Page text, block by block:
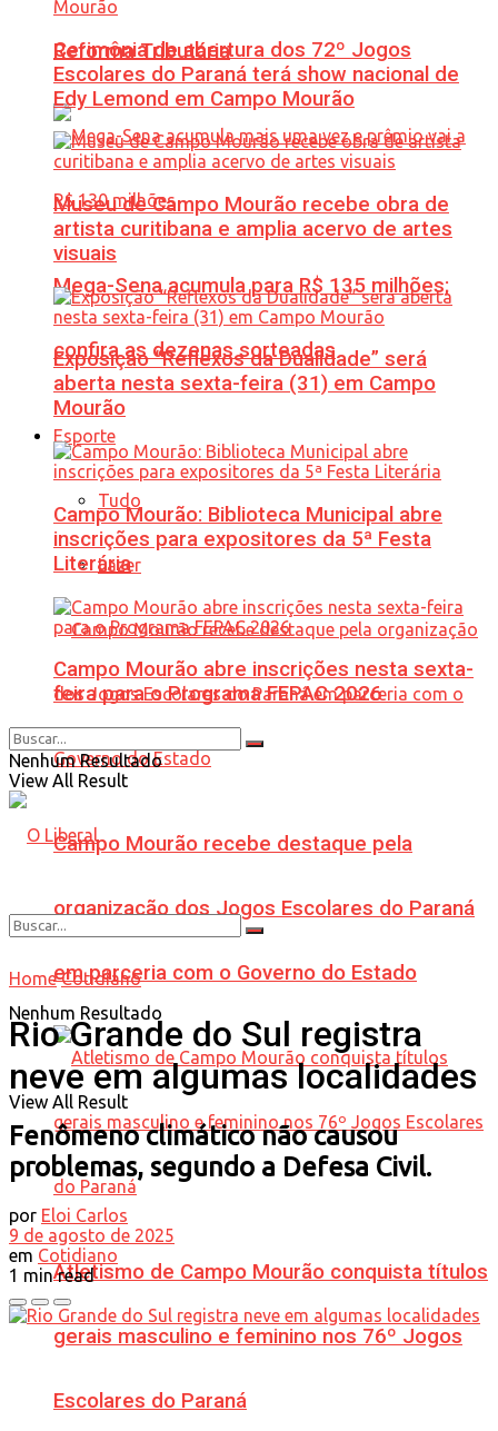
Reforma Tributária
Mega-Sena acumula para R$ 135 milhões;
confira as dezenas sorteadas
Esporte
Tudo
Lazer
Campo Mourão recebe destaque pela
organização dos Jogos Escolares do Paraná
em parceria com o Governo do Estado
Atletismo de Campo Mourão conquista títulos
gerais masculino e feminino nos 76º Jogos
Escolares do Paraná
Cerimônia de abertura dos 72º Jogos
Escolares do Paraná terá show nacional de
Edy Lemond em Campo Mourão
Museu de Campo Mourão recebe obra de
artista curitibana e amplia acervo de artes
visuais
Exposição “Reflexos da Dualidade” será
aberta nesta sexta-feira (31) em Campo
Mourão
Campo Mourão: Biblioteca Municipal abre
inscrições para expositores da 5ª Festa
Literária
Campo Mourão abre inscrições nesta sexta-
feira para o Programa FEPAC 2026
Nenhum Resultado
View All Result
Nenhum Resultado
View All Result
Home Cotidiano
Rio Grande do Sul registra
neve em algumas localidades
Fenômeno climático não causou
problemas, segundo a Defesa Civil.
por Eloi Carlos
9 de agosto de 2025
em Cotidiano
1 min read